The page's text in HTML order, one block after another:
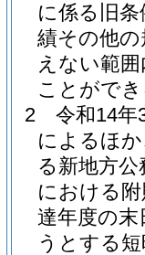
に係る旧
績その他
えない範
ことがで
2
令和14年
によるほ
る新地方
における
達年度の
うとする